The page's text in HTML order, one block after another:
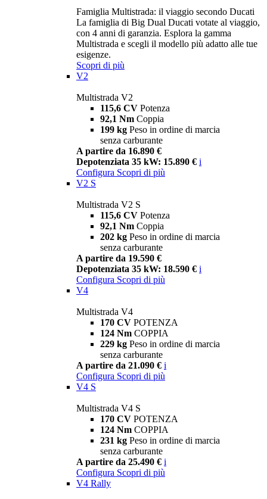
Famiglia Multistrada: il viaggio secondo Ducati
La famiglia di Big Dual Ducati votate al viaggio,
con 4 anni di garanzia. Esplora la gamma
Multistrada e scegli il modello più adatto alle tue
esigenze.
Scopri di più
V2
Multistrada V2
115,6 CV Potenza
92,1 Nm Coppia
199 kg Peso in ordine di marcia
senza carburante
A partire da 16.890 €
Depotenziata 35 kW: 15.890 € i
Configura Scopri di più
V2 S
Multistrada V2 S
115,6 CV Potenza
92,1 Nm Coppia
202 kg Peso in ordine di marcia
senza carburante
A partire da 19.590 €
Depotenziata 35 kW: 18.590 € i
Configura Scopri di più
V4
Multistrada V4
170 CV POTENZA
124 Nm COPPIA
229 kg Peso in ordine di marcia
senza carburante
A partire da 21.090 € i
Configura Scopri di più
V4 S
Multistrada V4 S
170 CV POTENZA
124 Nm COPPIA
231 kg Peso in ordine di marcia
senza carburante
A partire da 25.490 € i
Configura Scopri di più
V4 Rally